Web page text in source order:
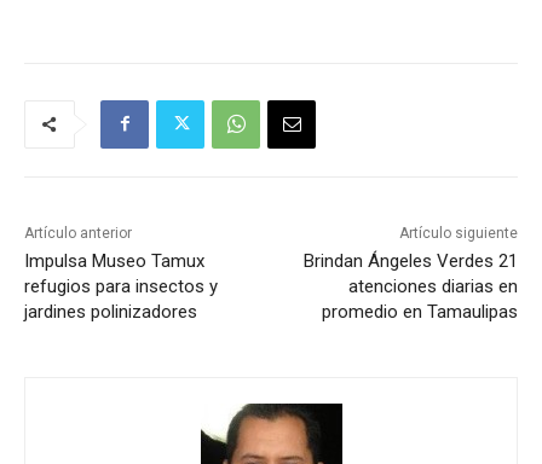
Artículo anterior
Impulsa Museo Tamux
refugios para insectos y
jardines polinizadores
Artículo siguiente
Brindan Ángeles Verdes 21
atenciones diarias en
promedio en Tamaulipas